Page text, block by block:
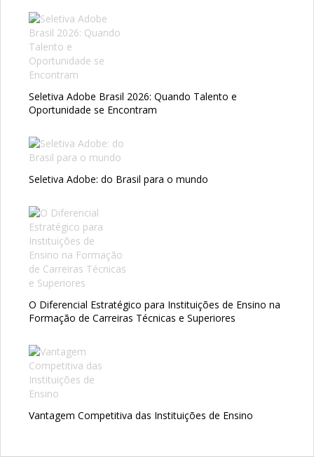
Seletiva Adobe Brasil 2026: Quando Talento e
Oportunidade se Encontram
Seletiva Adobe: do Brasil para o mundo
O Diferencial Estratégico para Instituições de Ensino na
Formação de Carreiras Técnicas e Superiores
Vantagem Competitiva das Instituições de Ensino